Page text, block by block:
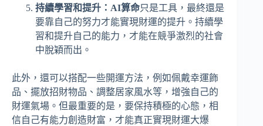
持續學習和提升： AI算命只是工具，最終還是
要靠自己的努力才能實現財運的提升。持續學
習和提升自己的能力，才能在競爭激烈的社會
中脫穎而出。
此外，還可以搭配一些開運方法，例如佩戴幸運飾
品、擺放招財物品、調整居家風水等，增強自己的
財運氣場。但最重要的是，要保持積極的心態，相
信自己有能力創造財富，才能真正實現財運大爆